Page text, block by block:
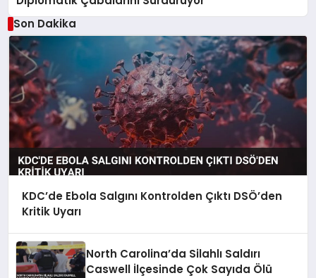
Son Dakika
KDC’de Ebola Salgını Kontrolden Çıktı DSÖ’den
Kritik Uyarı
North Carolina’da Silahlı Saldırı
Caswell İlçesinde Çok Sayıda Ölü